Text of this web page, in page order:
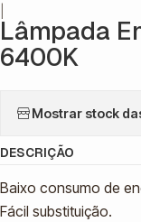
Lâmpada
6400K
Mostrar stock
DESCRIÇÃO
Baixo consumo de
Fácil substituição.